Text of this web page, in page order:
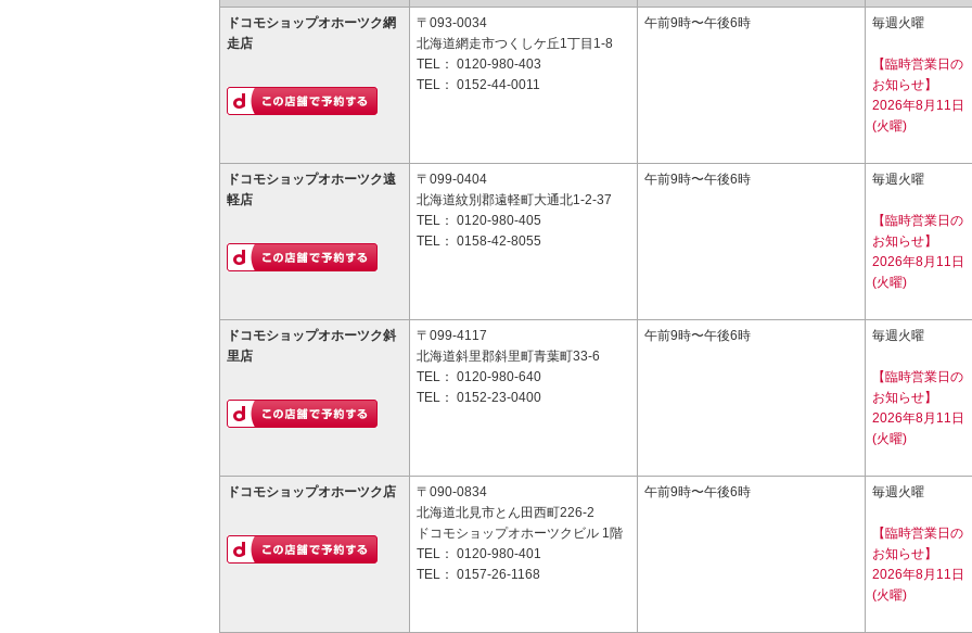
ドコモショップオホーツク網
走店
〒093-0034
北海道網走市つくしケ丘1丁目1-8
TEL： 0120-980-403
TEL： 0152-44-0011
午前9時〜午後6時 毎週火曜
【臨時営業日の
お知らせ】
2026年8月11日
(火曜)
ドコモショップオホーツク遠
軽店
〒099-0404
北海道紋別郡遠軽町大通北1-2-37
TEL： 0120-980-405
TEL： 0158-42-8055
午前9時〜午後6時 毎週火曜
【臨時営業日の
お知らせ】
2026年8月11日
(火曜)
ドコモショップオホーツク斜
里店
〒099-4117
北海道斜里郡斜里町青葉町33-6
TEL： 0120-980-640
TEL： 0152-23-0400
午前9時〜午後6時 毎週火曜
【臨時営業日の
お知らせ】
2026年8月11日
(火曜)
ドコモショップオホーツク店
〒090-0834
北海道北見市とん田西町226-2
ドコモショップオホーツクビル 1階
TEL： 0120-980-401
TEL： 0157-26-1168
午前9時〜午後6時 毎週火曜
【臨時営業日の
お知らせ】
2026年8月11日
(火曜)